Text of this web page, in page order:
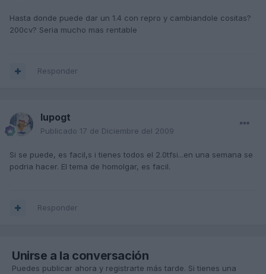
Hasta donde puede dar un 1.4 con repro y cambiandole cositas?
200cv? Seria mucho mas rentable
Responder
lupogt
Publicado 17 de Diciembre del 2009
Si se puede, es facil,s i tienes todos el 2.0tfsi...en una semana se
podria hacer. El tema de homolgar, es facil.
Responder
Unirse a la conversación
Puedes publicar ahora y registrarte más tarde. Si tienes una